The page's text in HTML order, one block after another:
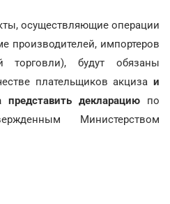
осуществляющие операции
производителей, импортеров
торговли), будут обязаны
плательщиков акциза и
декларацию по
Министерством